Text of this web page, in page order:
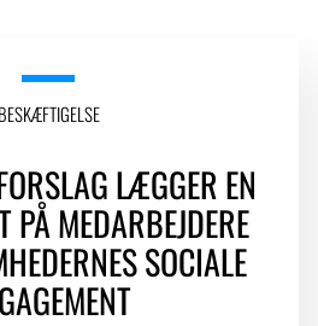
KONTAKT OG PRESSE
BESKÆFTIGELSE
LÆGGER EN
PÅ MEDARBEJDERE
SOCIALE